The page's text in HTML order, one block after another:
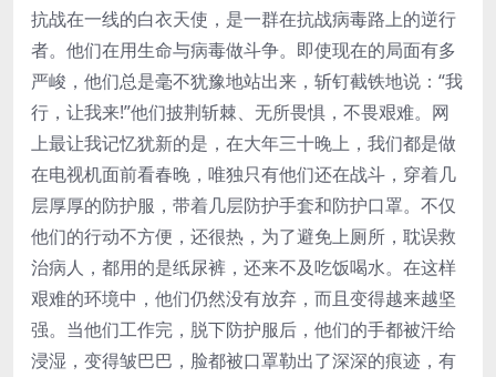
抗战在一线的白衣天使，是一群在抗战病毒路上的逆行
者。他们在用生命与病毒做斗争。即使现在的局面有多
严峻，他们总是毫不犹豫地站出来，斩钉截铁地说：“我
行，让我来!”他们披荆斩棘、无所畏惧，不畏艰难。网
上最让我记忆犹新的是，在大年三十晚上，我们都是做
在电视机面前看春晚，唯独只有他们还在战斗，穿着几
层厚厚的防护服，带着几层防护手套和防护口罩。不仅
他们的行动不方便，还很热，为了避免上厕所，耽误救
治病人，都用的是纸尿裤，还来不及吃饭喝水。在这样
艰难的环境中，他们仍然没有放弃，而且变得越来越坚
强。当他们工作完，脱下防护服后，他们的手都被汗给
浸湿，变得皱巴巴，脸都被口罩勒出了深深的痕迹，有